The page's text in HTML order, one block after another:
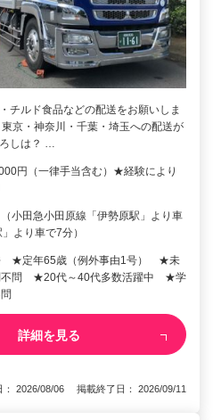
チルド食品などの配送をお願いしま
京・神奈川・千葉・埼玉への配送が
しは？ …
円（一律手当含む）★経験により
小田急小田原線「伊勢原駅」より車
より車で7分）
★定年65歳（例外事由1号） ★未
問 ★20代～40代多数活躍中 ★学
詳細を見る
： 2026/08/06 掲載終了日： 2026/09/11